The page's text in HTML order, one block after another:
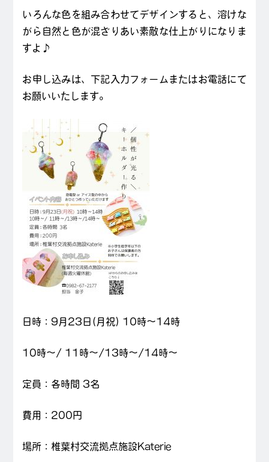
いろんな色を組み合わせてデザインすると、溶けな
がら自然と色が混ざりあい素敵な仕上がりになりま
すよ♪
お申し込みは、下記入力フォームまたはお電話にて
お願いいたします。
日時：9月23日 (月祝) 10時～14時
10時～/ 11時～/13時～/14時～
定員：各時間 3名
費用：200円
場所：椎葉村交流拠点施設Katerie